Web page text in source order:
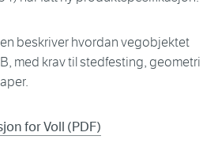
beskriver hvordan vegobjektet
med krav til stedfesting, geometri
for Voll (PDF)